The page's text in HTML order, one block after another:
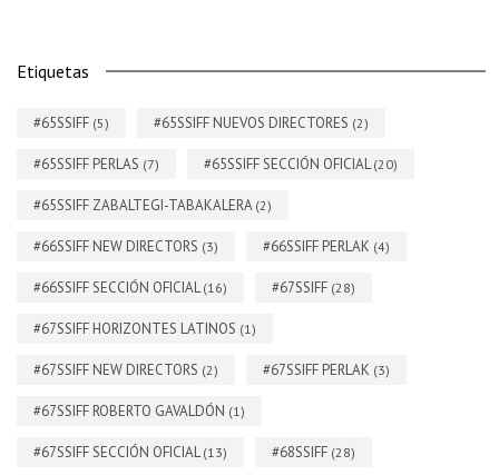
Etiquetas
#65SSIFF (5) #65SSIFF NUEVOS DIRECTORES (2)
#65SSIFF PERLAS (7) #65SSIFF SECCIÓN OFICIAL(20)
#65SSIFF ZABALTEGI-TABAKALERA (2)
#66SSIFF NEW DIRECTORS (3) #66SSIFF PERLAK (4)
#66SSIFF SECCIÓN OFICIAL(16) #67SSIFF (28)
#67SSIFF HORIZONTES LATINOS (1)
#67SSIFF NEW DIRECTORS (2) #67SSIFF PERLAK (3)
#67SSIFF ROBERTO GAVALDÓN (1)
#67SSIFF SECCIÓN OFICIAL(13) #68SSIFF (28)